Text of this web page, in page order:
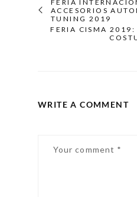
FERIA
ACCESORIOS
TUNING 2019
FERIA CISMA 2019:
WRITE A COMMENT